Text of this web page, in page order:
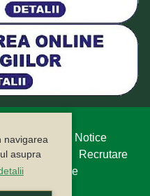
navigarea
asupra
Legal Notice
Contact
Recrutare
Compliance